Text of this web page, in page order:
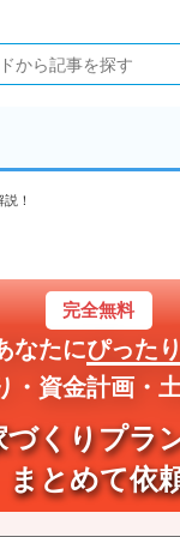
！
完全無料
なたにぴったり
・資金計画・
づくりプラ
まとめて依